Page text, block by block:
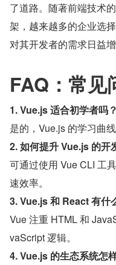
了道路。随著前端技术
架，越来越多的企业选
对其开发者的需求日益增
FAQ：常见
1. Vue.js 适合初学者吗？
是的，Vue.js 的学习曲
2. 如何提升 Vue.js 的开
可通过使用 Vue CLI 工
速效率。
3. Vue.js 和 React 有什
Vue 注重 HTML 和
vaScript 逻辑。
4. Vue.js 的生态系统怎